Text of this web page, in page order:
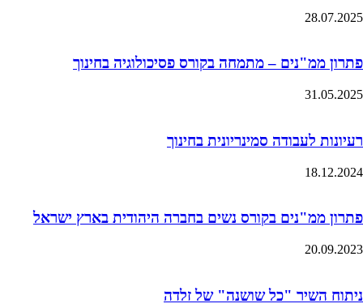
28.07.2025
פתרון ממ"נים – מתמחה בקורס פסיכולוגיה בחינוך
31.05.2025
רעיונות לעבודה סמינריונית בחינוך
18.12.2024
פתרון ממ"נים בקורס נשים בחברה היהודית בארץ ישראל
20.09.2023
ניתוח השיר "כל שושנה" של זלדה